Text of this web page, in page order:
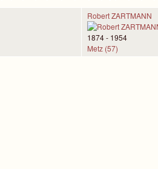
Robert ZARTMANN
1874 - 1954
Metz (57)